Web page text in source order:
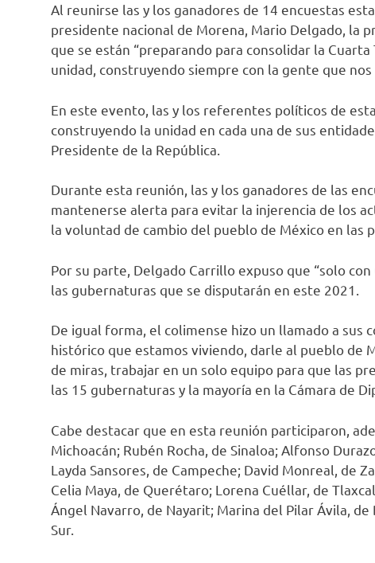
Al reunirse las y los ganadores de 14 encuestas
presidente nacional de Morena, Mario Delgado, la
que se están “preparando para consolidar la
unidad, construyendo siempre con la gente que
En este evento, las y los referentes políticos de
construyendo la unidad en cada una de sus
Presidente de la República.
Durante esta reunión, las y los ganadores de las
mantenerse alerta para evitar la injerencia de los
la voluntad de cambio del pueblo de México en las
Por su parte, Delgado Carrillo expuso que “solo
las gubernaturas que se disputarán en este 2021.
De igual forma, el colimense hizo un llamado a sus
histórico que estamos viviendo, darle al pueblo de
de miras, trabajar en un solo equipo para que las
las 15 gubernaturas y la mayoría en la Cámara de
Cabe destacar que en esta reunión participaron,
Michoacán; Rubén Rocha, de Sinaloa; Alfonso
Layda Sansores, de Campeche; David Monreal, de
Celia Maya, de Querétaro; Lorena Cuéllar, de
Ángel Navarro, de Nayarit; Marina del Pilar Ávila,
Sur.